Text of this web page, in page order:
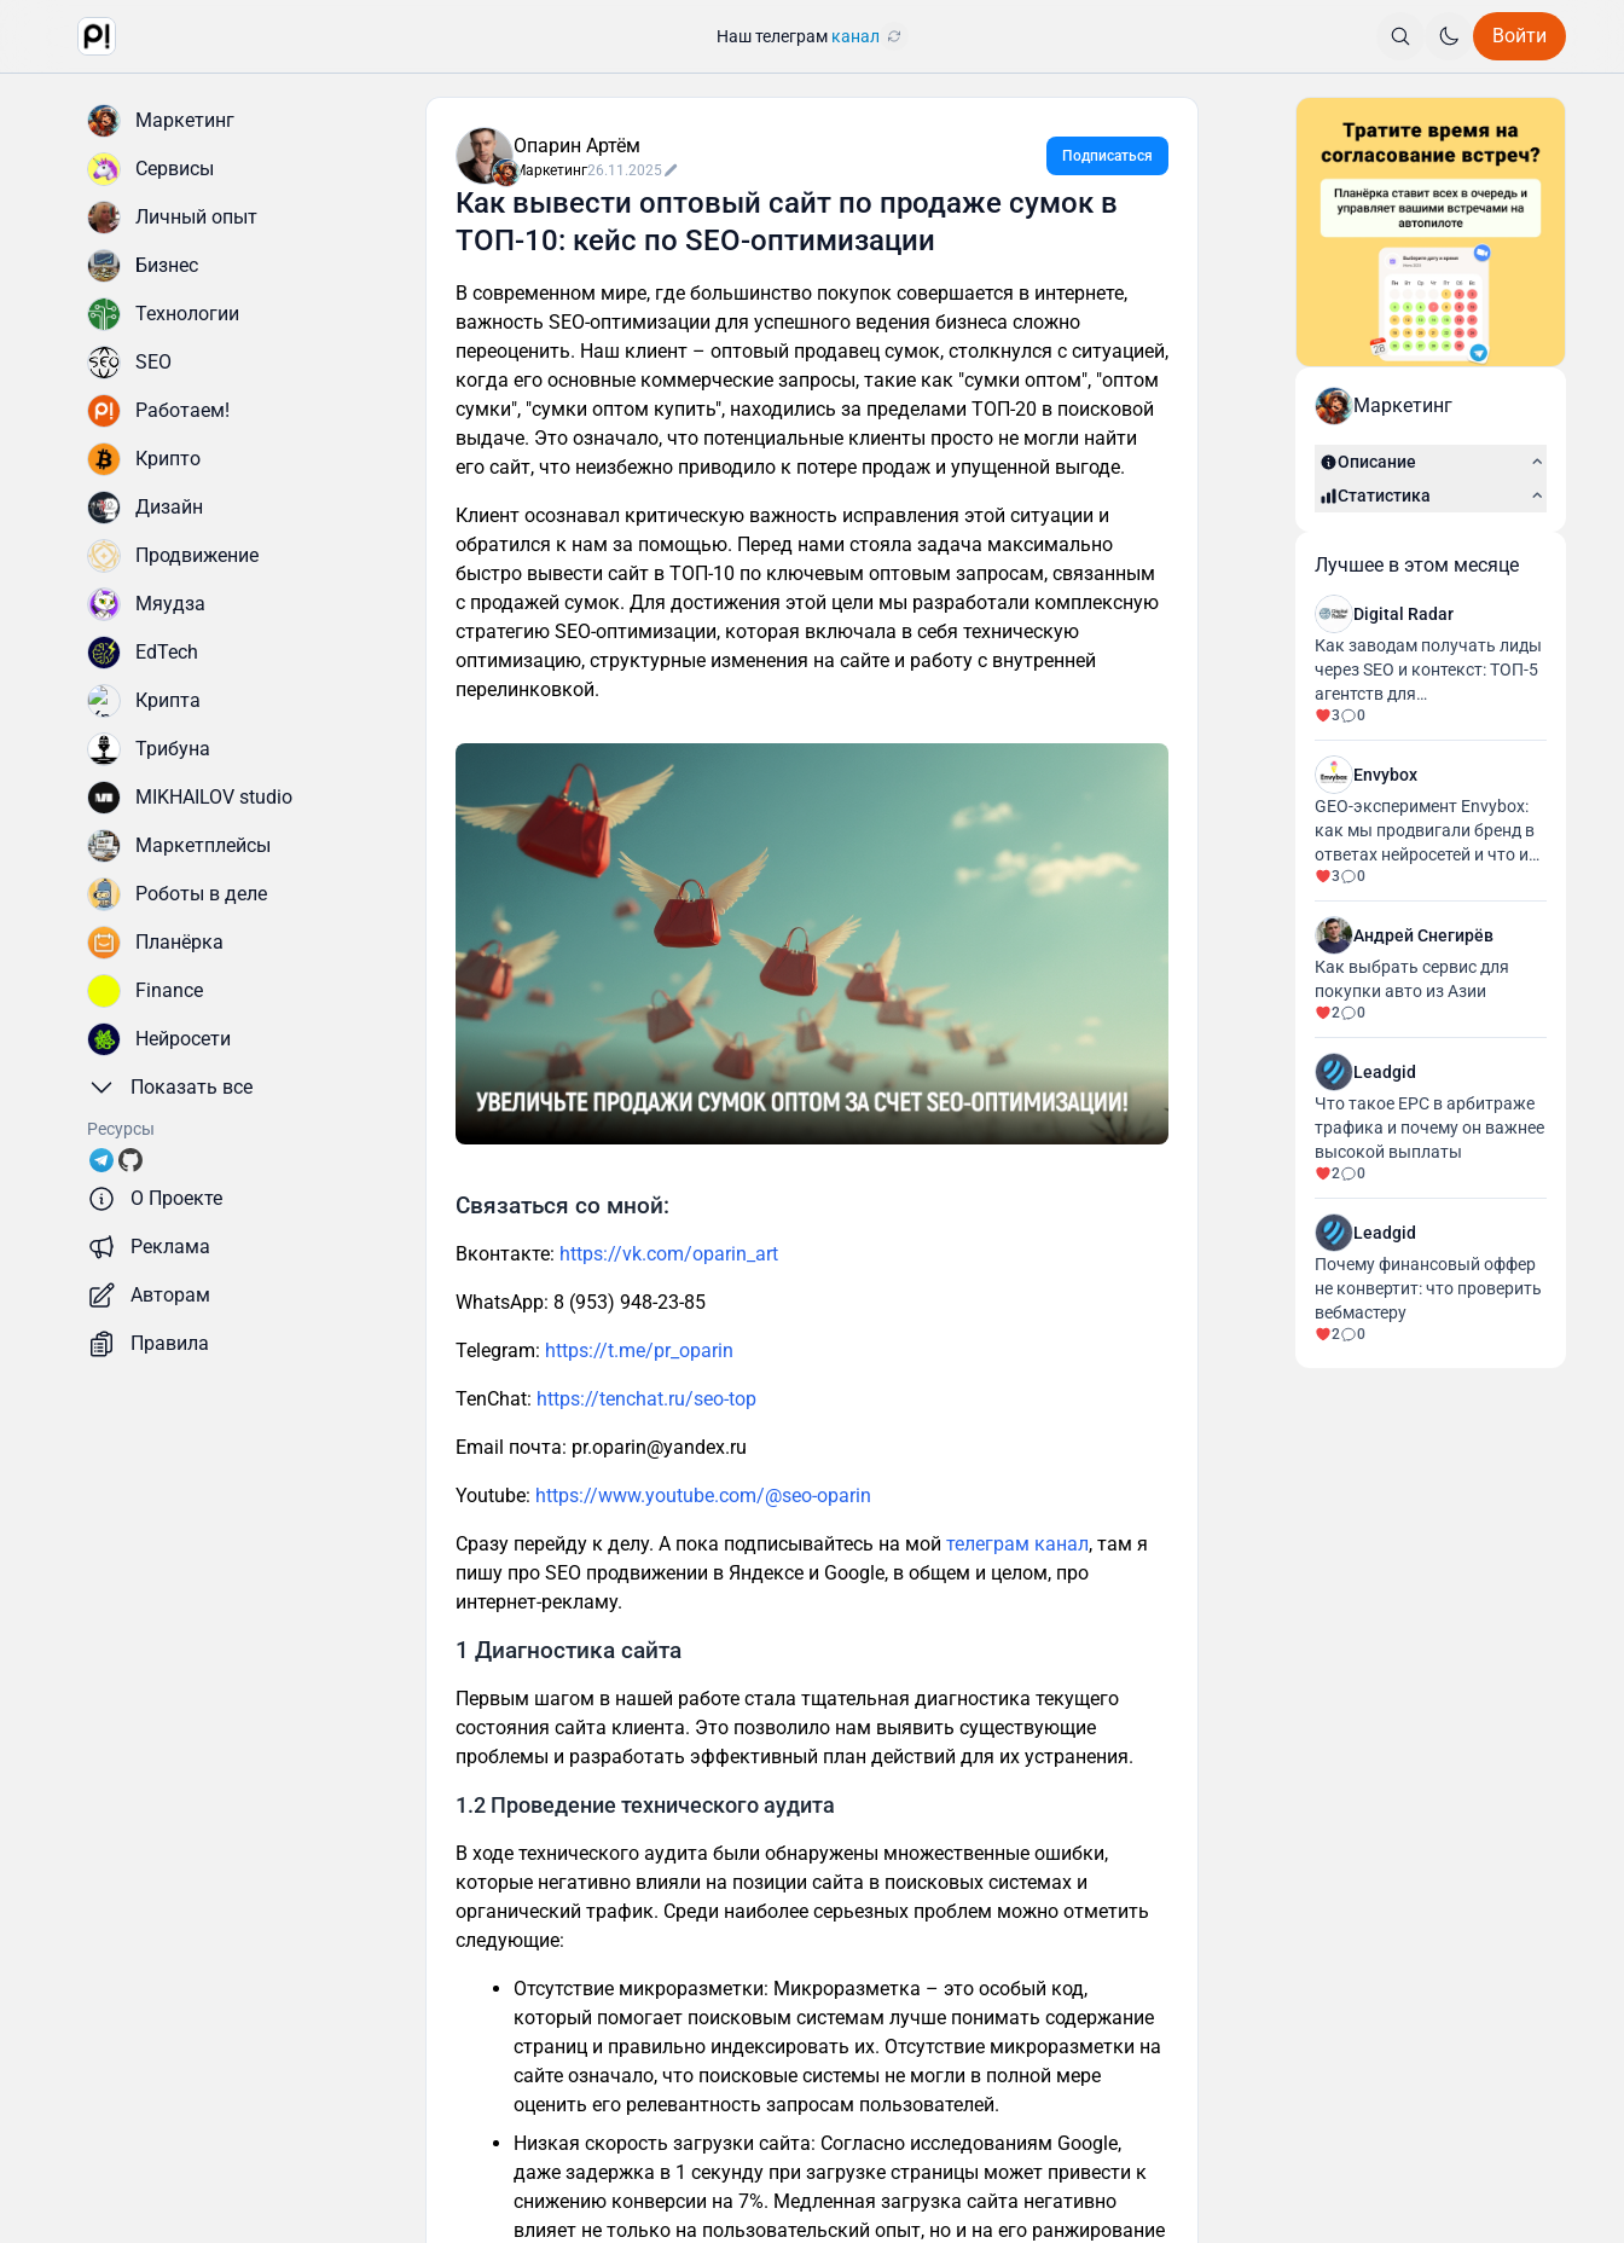
Наш телеграм канал Войти
Маркетинг
Сервисы
Личный опыт
Бизнес
Технологии
SEO
Работаем!
Крипто
Дизайн
Продвижение
Мяудза
EdTech
Крипта
Трибуна
MIKHAILOV studio
Маркетплейсы
Роботы в деле
Планёрка
Finance
Нейросети
Показать все
Ресурсы
О Проекте
Реклама
Авторам
Правила
Опарин Артём
Маркетинг26.11.2025
Подписаться
Как вывести оптовый сайт по продаже сумок в
ТОП-10: кейс по SEO-оптимизации
В современном мире, где большинство покупок совершается в интернете,
важность SEO-оптимизации для успешного ведения бизнеса сложно
переоценить. Наш клиент – оптовый продавец сумок, столкнулся с ситуацией,
когда его основные коммерческие запросы, такие как "сумки оптом", "оптом
сумки", "сумки оптом купить", находились за пределами ТОП-20 в поисковой
выдаче. Это означало, что потенциальные клиенты просто не могли найти
его сайт, что неизбежно приводило к потере продаж и упущенной выгоде.
Клиент осознавал критическую важность исправления этой ситуации и
обратился к нам за помощью. Перед нами стояла задача максимально
быстро вывести сайт в ТОП-10 по ключевым оптовым запросам, связанным
с продажей сумок. Для достижения этой цели мы разработали комплексную
стратегию SEO-оптимизации, которая включала в себя техническую
оптимизацию, структурные изменения на сайте и работу с внутренней
перелинковкой.
Связаться со мной:
Вконтакте: https://vk.com/oparin_art
WhatsApp: 8 (953) 948-23-85
Telegram: https://t.me/pr_oparin
TenChat: https://tenchat.ru/seo-top
Email почта: pr.oparin@yandex.ru
Youtube: https://www.youtube.com/@seo-oparin
Сразу перейду к делу. А пока подписывайтесь на мой телеграм канал, там я
пишу про SEO продвижении в Яндексе и Google, в общем и целом, про
интернет-рекламу.
1 Диагностика сайта
Первым шагом в нашей работе стала тщательная диагностика текущего
состояния сайта клиента. Это позволило нам выявить существующие
проблемы и разработать эффективный план действий для их устранения.
1.2 Проведение технического аудита
В ходе технического аудита были обнаружены множественные ошибки,
которые негативно влияли на позиции сайта в поисковых системах и
органический трафик. Среди наиболее серьезных проблем можно отметить
следующие:
Отсутствие микроразметки: Микроразметка – это особый код,
который помогает поисковым системам лучше понимать содержание
страниц и правильно индексировать их. Отсутствие микроразметки на
сайте означало, что поисковые системы не могли в полной мере
оценить его релевантность запросам пользователей.
Низкая скорость загрузки сайта: Согласно исследованиям Google,
даже задержка в 1 секунду при загрузке страницы может привести к
снижению конверсии на 7%. Медленная загрузка сайта негативно
влияет не только на пользовательский опыт, но и на его ранжирование
Маркетинг
Описание
Статистика
Лучшее в этом месяце
Digital Radar
Как заводам получать лиды
через SEO и контекст: ТОП-5
агентств для
промышленности и
производства
3 0
Envybox
GEO-эксперимент Envybox:
как мы продвигали бренд в
ответах нейросетей и что из
этого вышло
3 0
Андрей Снегирёв
Как выбрать сервис для
покупки авто из Азии
2 0
Leadgid
Что такое EPC в арбитраже
трафика и почему он важнее
высокой выплаты
2 0
Leadgid
Почему финансовый оффер
не конвертит: что проверить
вебмастеру
2 0